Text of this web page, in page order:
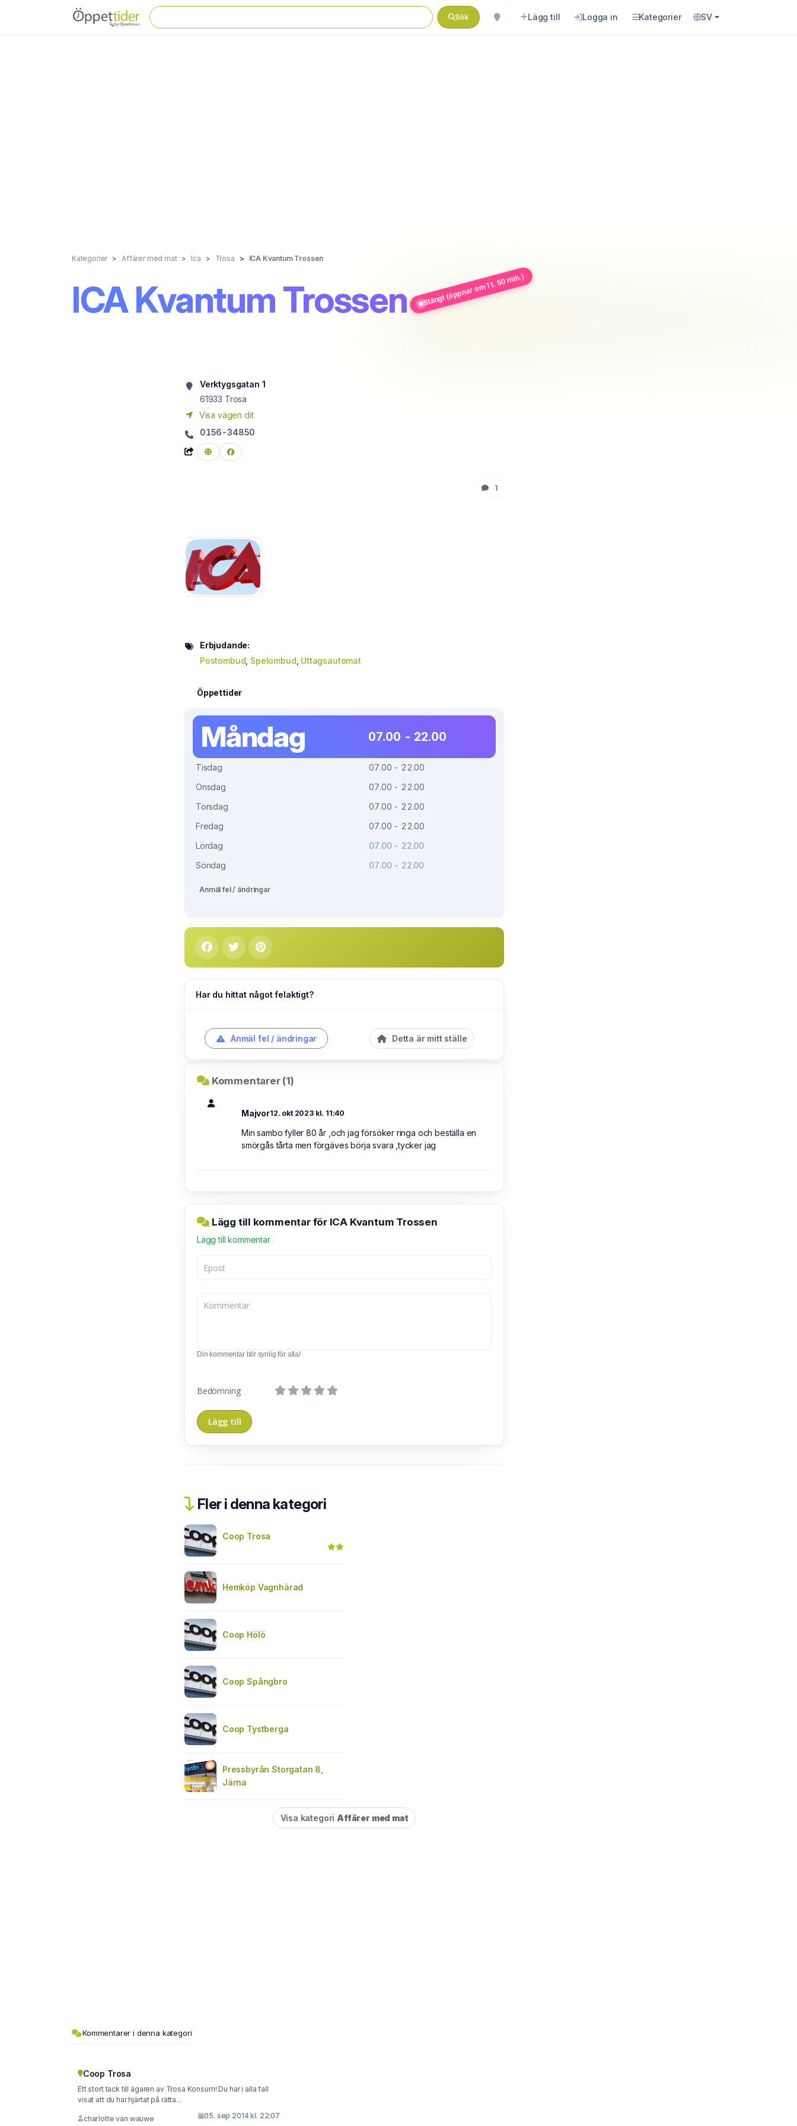
Sök Lägg till Logga in Kategorier SV
Kategorier Affärer med mat Ica Trosa ICA Kvantum Trossen
ICA Kvantum Trossen Stängt (öppnar om 1 t. 50 min.)
Verktygsgatan 1
61933 Trosa
Visa vägen dit
0156-34850
1
Erbjudande:
Postombud Spelombud Uttagsautomat
Öppettider
Måndag 07.00 - 22.00
Tisdag
07.00 - 22.00
Onsdag
07.00 - 22.00
Torsdag
07.00 - 22.00
Fredag
07.00 - 22.00
Lördag
07.00 - 22.00
Söndag
07.00 - 22.00
Anmäl fel / ändringar
Har du hittat något felaktigt?
Anmäl fel / ändringar Detta är mitt ställe
Kommentarer (1)
Majvor12. okt 2023 kl. 11:40
Min sambo fyller 80 år ,och jag försöker ringa och beställa en
smörgås tårta men förgäves börja svara ,tycker jag
Lägg till kommentar för ICA Kvantum Trossen
Lägg till kommentar
Din kommentar blir synlig för alla!
Bedömning
Fler i denna kategori
Coop Trosa
Hemköp Vagnhärad
Coop Hölö
Coop Spångbro
Coop Tystberga
Pressbyrån Storgatan 8,
Järna
Visa kategori Affärer med mat
Kommentarer i denna kategori
Coop Trosa
Ett stort tack till ägaren av Trosa Konsum! Du har i alla fall
visat att du har hjärtat pâ rätta...
charlotte van wauwe 05. sep 2014 kl. 22:07